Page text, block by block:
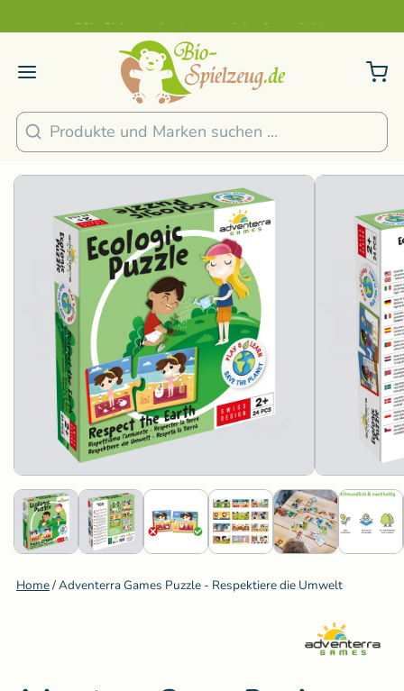
Suchen
Home/Adventerra Games Puzzle - Respektiere die Umwelt